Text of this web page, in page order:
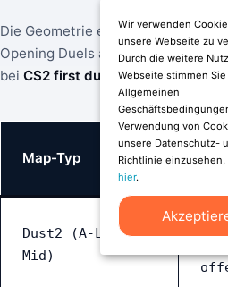
Die Geometrie einer Map
Opening Duels ausgetragen
bei CS2 first duel wetten häufig
Map-Typ
Dust2 (A-Long,
Mid)
Wir verwenden
unsere Webseite zu
Durch die weitere
Webseite stimmen
Allgemeinen
Verwendung von
unsere Datenschutz-
Richtlinie einzusehen,
hier.